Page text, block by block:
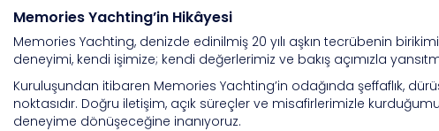
Memories Yachting’in Hikâyesi
Memories Yachting, denizde edinilmiş 20 yılı aşkın tecrübenin
deneyimi, kendi işimize; kendi değerlerimiz ve bakış açımızla
Kuruluşundan itibaren Memories Yachting’in odağında şeffaflık,
noktasıdır. Doğru iletişim, açık süreçler ve misafirlerimizle
deneyime dönüşeceğine inanıyoruz.